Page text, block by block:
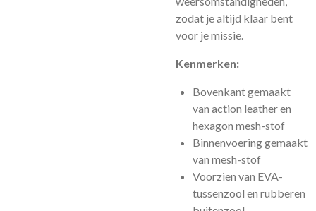
zodat je altijd klaar bent
voor je missie.
Kenmerken:
Bovenkant gemaakt
van action leather en
hexagon mesh-stof
Binnenvoering gemaakt
van mesh-stof
Voorzien van EVA-
tussenzool en rubberen